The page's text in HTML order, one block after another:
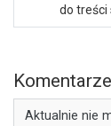
do treści
Komentarze
Aktualnie nie